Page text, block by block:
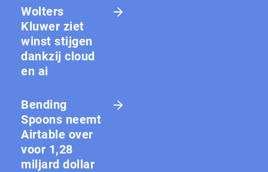
Wolters
Kluwer ziet
winst stijgen
dankzij cloud
en ai
Bending
Spoons neemt
Airtable over
voor 1,28
miljard dollar